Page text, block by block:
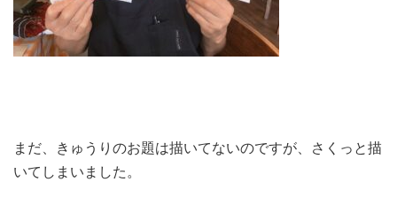
まだ、きゅうりのお題は描いてないのですが、さくっと描
いてしまいました。